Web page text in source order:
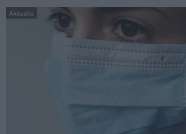
Aktuális